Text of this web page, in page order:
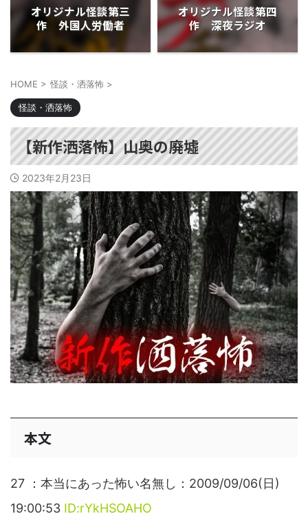
オリジナル怪談第三
作 外国人労働者
オリジナル怪談第四
作 深夜ラジオ
HOME > 怪談・洒落怖 >
怪談・洒落怖
【新作洒落怖】山奥の廃墟
2023年2月23日
本文
27 ：本当にあった怖い名無し：2009/09/06(日)
19:00:53 ID:rYkHSOAHO